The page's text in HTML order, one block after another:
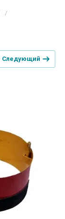
/
Следующий